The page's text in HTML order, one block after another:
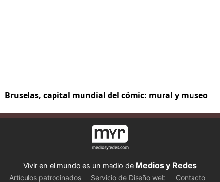
Bruselas, capital mundial del cómic: mural y museo
Vivir en el mundo es un medio de Medios y Redes
Artículos patrocinados Servicio de Diseño web
Contacto